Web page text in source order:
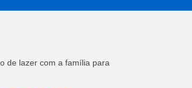
de lazer com a família para